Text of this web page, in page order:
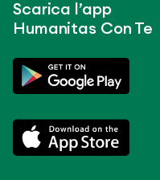
Scarica l’app
Humanitas Con Te